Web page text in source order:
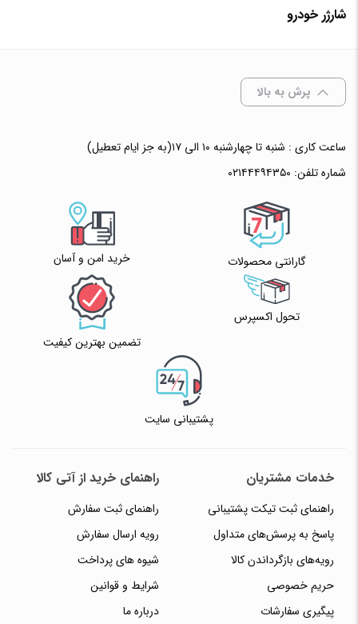
گارانتی
شارژر خودرو
پرش به بالا
ساعت کاری : شنبه تا چهارشنبه ۱۰ الی ۱۷(به جز ایام تعطیل)
شماره تلفن: ۰۲۱۴۴۴۹۴۳۵۰
گارانتی محصولات خرید امن و آسان
تحول اکسپرس
تضمین بهترین کیفیت
پشتیبانی سایت
خدمات مشتریان
راهنمای ثبت تیکت پشتیبانی
پاسخ به پرسش‌های متداول
رویه‌های بازگرداندن کالا
حریم خصوصی
پیگیری سفارشات
راهنمای خرید از آتی کالا
راهنمای ثبت سفارش
رویه ارسال سفارش
شیوه های پرداخت
شرایط و قوانین
درباره ما